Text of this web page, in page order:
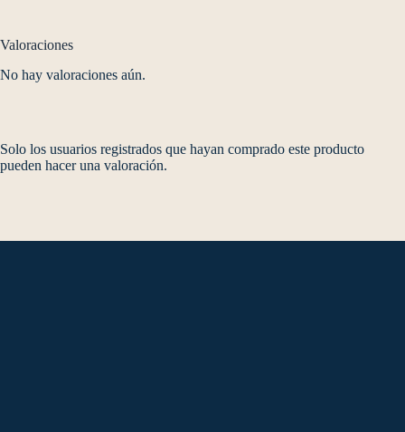
Valoraciones
No hay valoraciones aún.
Solo los usuarios registrados que hayan comprado este producto
pueden hacer una valoración.